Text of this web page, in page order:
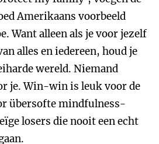
Amerikaans voorbeeld
Want alleen als je voor jezelf
alles en iedereen, houd je
wereld. Niemand
je. Win-win is leuk voor de
übersofte mindfulness-
losers die nooit een echt